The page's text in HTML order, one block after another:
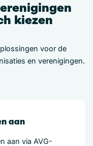
kiezen
voor de
en verenigingen.
aan
aan via AVG-